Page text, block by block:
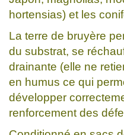
hortensias) et les
La terre de bruyère
du substrat, se
drainante (elle ne
en humus ce qui
développer
renforcement des